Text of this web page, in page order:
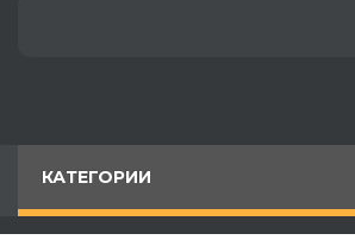
КАТЕГОРИИ